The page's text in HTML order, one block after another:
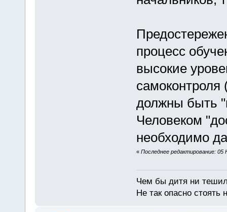
процесс
высокие
должны быть
Человеком
необходимо
« Последнее редактирование: 05
Чем бы дитя ни
Не так опасно стоять